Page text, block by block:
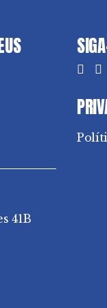
41B